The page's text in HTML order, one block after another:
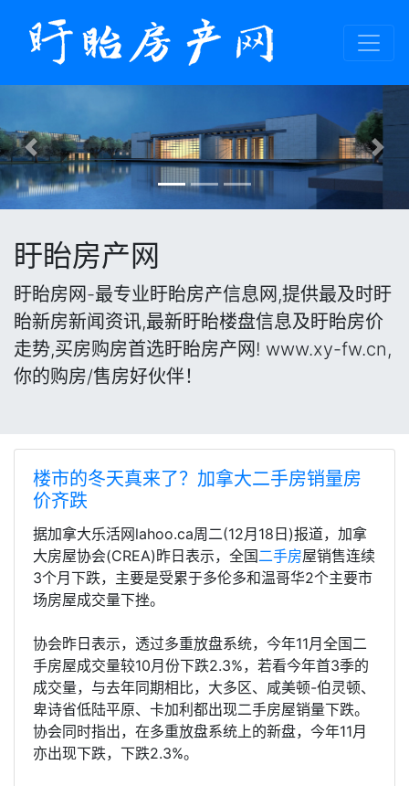
Previous
盱眙房产网
盱眙房网-最专业盱眙房产信息网,提供最及时盱
眙新房新闻资讯,最新盱眙楼盘信息及盱眙房价
走势,买房购房首选盱眙房产网! www.xy-fw.cn,
你的购房/售房好伙伴！
楼市的冬天真来了？加拿大二手房销量房
价齐跌
据加拿大乐活网lahoo.ca周二(12月18日)报道，加拿
大房屋协会(CREA)昨日表示，全国二手房屋销售连续
3个月下跌，主要是受累于多伦多和温哥华2个主要市
场房屋成交量下挫。
协会昨日表示，透过多重放盘系统，今年11月全国二
手房屋成交量较10月份下跌2.3%，若看今年首3季的
成交量，与去年同期相比，大多区、咸美顿-伯灵顿、
卑诗省低陆平原、卡加利都出现二手房屋销量下跌。
协会同时指出，在多重放盘系统上的新盘，今年11月
亦出现下跌，下跌2.3%。